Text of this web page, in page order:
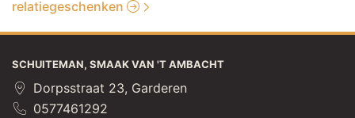
relatiegeschenken
SCHUITEMAN, SMAAK VAN 'T AMBACHT
Dorpsstraat 23, Garderen
0577461292